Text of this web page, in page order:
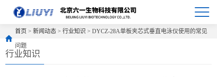
首页 >新闻动态 >行业知识 > DYCZ-28A单板夹芯式垂直电泳仪使用的常见
问题
行业知识